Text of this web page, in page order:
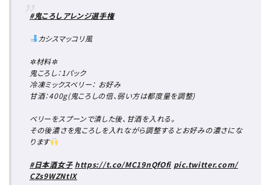
濃淡度
甘辛度
アルコール度数
精米歩合
価格から探す
#鬼ころしアレンジ選手権
カシスマッコリ風
✲材料✲
鬼ころし：1パック
冷凍ミックスベリー： お好み
甘酒：400g(鬼ころしの倍、弱い方は都度量を調整)
ベリーをスプーンで潰した後、甘酒を入れる。
その後濃さを鬼ころしを入れながら調整するとお好みの濃さにな
ります
#日本酒女子 https://t.co/MC19nQfOfi pic.twitter.com/
CZs9WZNtIX